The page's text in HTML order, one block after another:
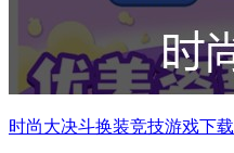
时尚大决斗换装竞技游戏下载